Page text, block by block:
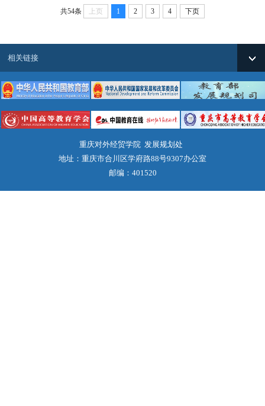
共54条 上页 1 2 3 4 下页
重庆对外经贸学院 发展规划处
地址：重庆市合川区学府路88号9307办公室
邮编：401520
相关链接